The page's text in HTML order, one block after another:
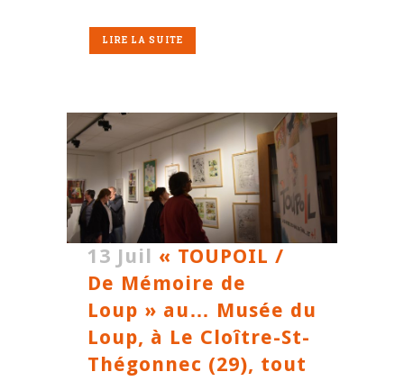
LIRE LA SUITE
13 Juil « TOUPOIL /
De Mémoire de
Loup » au… Musée du
Loup, à Le Cloître-St-
Thégonnec (29), tout